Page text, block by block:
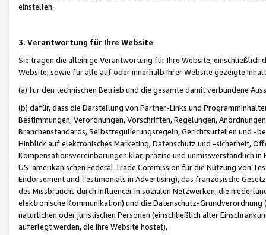
einstellen.
3. Verantwortung für Ihre Website
Sie tragen die alleinige Verantwortung für Ihre Website,
Website, sowie für alle auf oder innerhalb Ihrer Website gezeigte
(a) für den technischen Betrieb und die gesamte damit verbundene
(b) dafür, dass die Darstellung von Partner-Links und
Bestimmungen, Verordnungen, Vorschriften, Regelungen,
Branchenstandards, Selbstregulierungsregeln, Gerichtsurteilen und -
Hinblick auf elektronisches Marketing, Datenschutz und -sicherheit,
Kompensationsvereinbarungen klar, präzise und unmissverständlich
US-amerikanischen Federal Trade Commission für die Nutzung von
Endorsement and Testimonials in Advertising), das französische
des Missbrauchs durch Influencer in sozialen Netzwerken, die
elektronische Kommunikation) und die Datenschutz-
natürlichen oder juristischen Personen (einschließlich aller
auferlegt werden, die Ihre Website hostet),